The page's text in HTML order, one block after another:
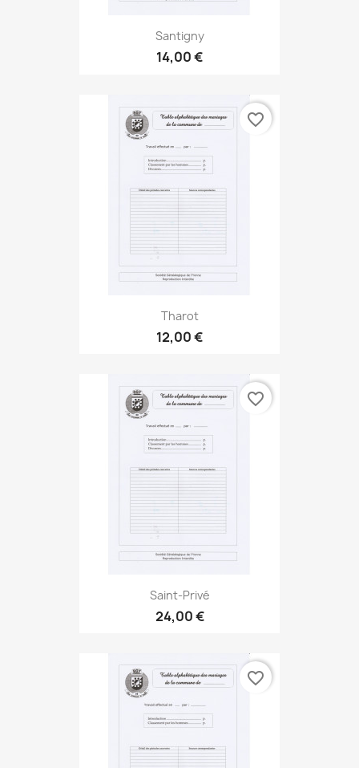
Santigny
14,00 €
Tharot
12,00 €
favorite_border
Saint-Privé
24,00 €
favorite_border
favorite_border